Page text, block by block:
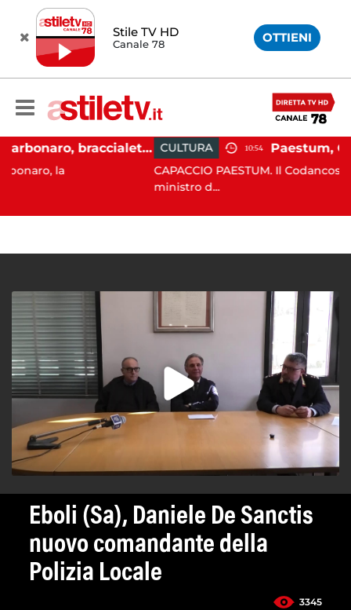
Stile TV HD
Canale 78 OTTIENI
Martina Carbonaro, braccialetto elettronico per i genitori della 14enne uccisa dall'ex CULTURA 10:54
CAPACCIO PAESTUM. Il Codancos lancia un
ministro d...
Eboli (Sa), Daniele De Sanctis
nuovo comandante della
Polizia Locale
3345